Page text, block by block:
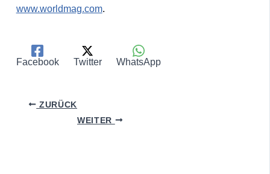
www.worldmag.com.
Facebook Twitter WhatsApp
ZURÜCK
WEITER